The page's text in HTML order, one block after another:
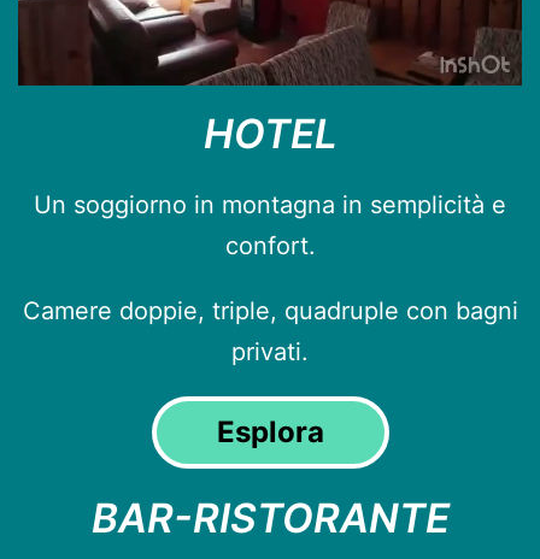
HOTEL
Un soggiorno in montagna in semplicità e
confort.
Camere doppie, triple, quadruple con bagni
privati.
Esplora
BAR-RISTORANTE